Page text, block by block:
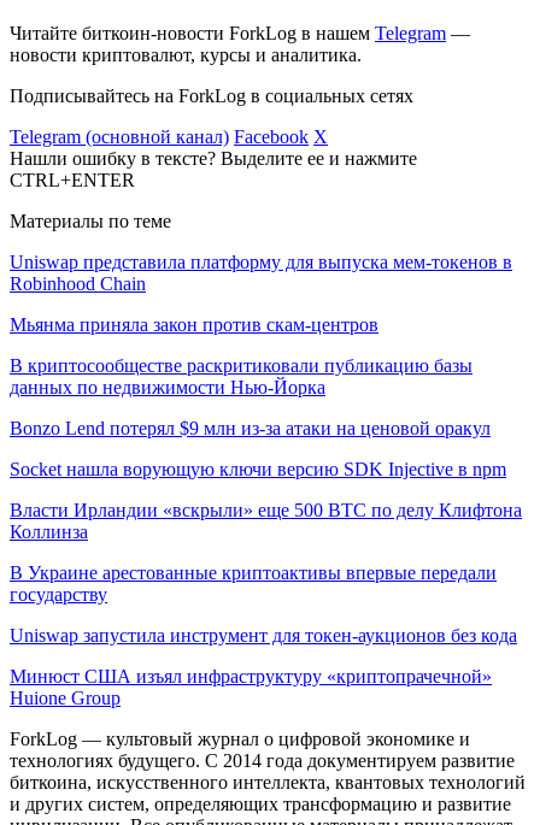
Читайте биткоин-новости ForkLog в нашем Telegram —
новости криптовалют, курсы и аналитика.
Подписывайтесь на ForkLog в социальных сетях
Telegram (основной канал) Facebook X
Нашли ошибку в тексте? Выделите ее и нажмите
CTRL+ENTER
Материалы по теме
Uniswap представила платформу для выпуска мем-токенов в
Robinhood Chain
Мьянма приняла закон против скам-центров
В криптосообществе раскритиковали публикацию базы
данных по недвижимости Нью-Йорка
Bonzo Lend потерял $9 млн из-за атаки на ценовой оракул
Socket нашла ворующую ключи версию SDK Injective в npm
Власти Ирландии «вскрыли» еще 500 BTC по делу Клифтона
Коллинза
В Украине арестованные криптоактивы впервые передали
государству
Uniswap запустила инструмент для токен-аукционов без кода
Минюст США изъял инфраструктуру «криптопрачечной»
Huione Group
ForkLog — культовый журнал о цифровой экономике и
технологиях будущего. С 2014 года документируем развитие
биткоина, искусственного интеллекта, квантовых технологий
и других систем, определяющих трансформацию и развитие